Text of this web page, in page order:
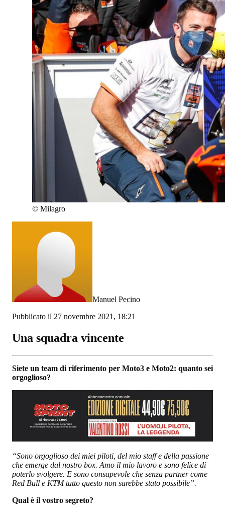
© Milagro
Manuel Pecino
Pubblicato il 27 novembre 2021, 18:21
Una squadra vincente
Siete un team di riferimento per Moto3 e Moto2: quanto sei
orgoglioso?
“Sono orgoglioso dei miei piloti, del mio staff e della passione
che emerge dal nostro box. Amo il mio lavoro e sono felice di
poterlo svolgere. E sono consapevole che senza partner come
Red Bull e KTM tutto questo non sarebbe stato possibile”.
Qual è il vostro segreto?